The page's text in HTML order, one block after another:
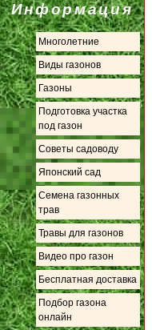
Информация
Многолетние
Виды газонов
Газоны
Подготовка участка
под газон
Советы садоводу
Японский сад
Семена газонных
трав
Травы для газонов
Видео про газон
Бесплатная доставка
Подбор газона
онлайн